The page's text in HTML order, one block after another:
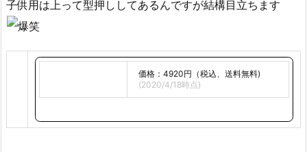
子供用は上って型押ししてあるんですが結構目立ちます
価格：4920円（税込、送料無料)
(2020/4/18時点)